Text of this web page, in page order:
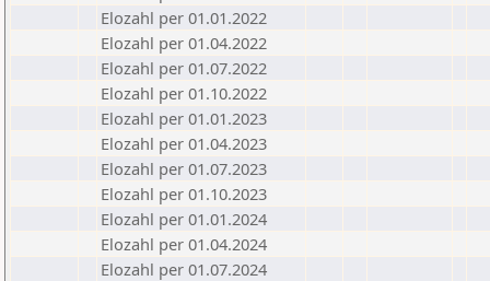
Elozahl per 01.01.2022
Elozahl per 01.04.2022
Elozahl per 01.07.2022
Elozahl per 01.10.2022
Elozahl per 01.01.2023
Elozahl per 01.04.2023
Elozahl per 01.07.2023
Elozahl per 01.10.2023
Elozahl per 01.01.2024
Elozahl per 01.04.2024
Elozahl per 01.07.2024